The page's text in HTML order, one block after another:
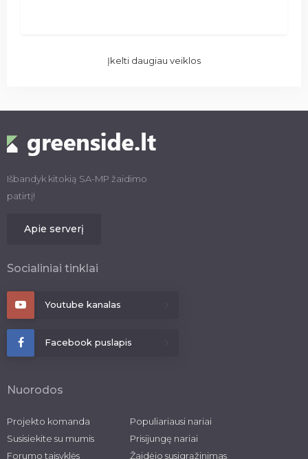
Įkelti daugiau veiklos
Išbandyk kitokią SA-MP žaidimo
patirtį!
Apie serverį
Socialiniai tinklai
Youtube kanalas
Facebook puslapis
Nuorodos
Projekto komanda
Susisiekite su mumis
Forumo taisyklės
Populiariausi nariai
Prisijungę nariai
Žaidėjo susigrąžinimas